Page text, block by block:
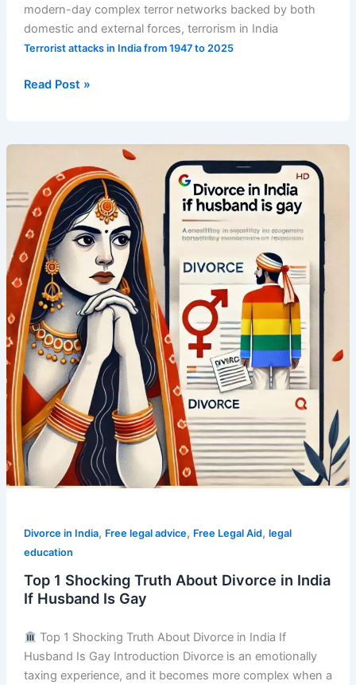
modern-day complex terror networks backed by both
domestic and external forces, terrorism in India
Terrorist attacks in India from 1947 to 2025
Read Post »
Divorce in India, Free legal advice, Free Legal Aid, legal
education
Top 1 Shocking Truth About Divorce in India
If Husband Is Gay
Top 1 Shocking Truth About Divorce in India If
Husband Is Gay Introduction Divorce is an emotionally
taxing experience, and it becomes more complex when a
Shocking
Truth
About
Divorce
in
India
If
Husband
Is
Gay